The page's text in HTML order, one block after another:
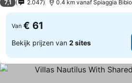
7,1 2.047 0.4 km vanaf Spiaggia
Van € 61
Bekijk prijzen van 2 sites